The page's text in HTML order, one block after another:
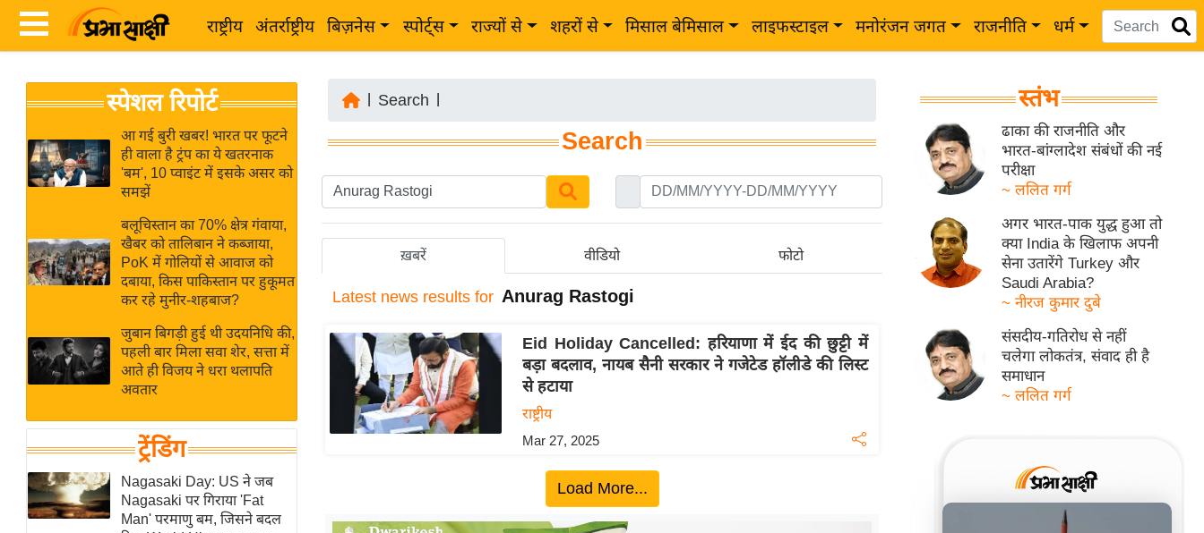
राष्ट्रीय अंतर्राष्ट्रीय बिज़नेस स्पोर्ट्स राज्यों से शहरों से मिसाल बेमिसाल लाइफस्टाइल मनोरंजन जगत राजनीति धर्म
News
Hindi
Live
News in
Hindi
News
Hindi
Videos
ख
ब
र
अंतर्राष्ट्रीय
बिज़नेस
विशेषज्ञ
राय
खेल
क्रिकेट
IPL
2026
स्पेशल रिपोर्ट
आ गई बुरी खबर! भारत पर फूटने
ही वाला है ट्रंप का ये खतरनाक
'बम', 10 प्वाइंट में इसके असर को
समझें
बलूचिस्तान का 70% क्षेत्र गंवाया,
खैबर को तालिबान ने कब्जाया,
PoK में गोलियों से आवाज को
दबाया, किस पाकिस्तान पर हुकूमत
कर रहे मुनीर-शहबाज?
जुबान बिगड़ी हुई थी उदयनिधि की,
पहली बार मिला सवा शेर, सत्ता में
आते ही विजय ने धरा थलापति
अवतार
ट्रेंडिंग
Nagasaki Day: US ने जब
Nagasaki पर गिराया 'Fat
Man' परमाणु बम, जिसने बदल
Search
Search
ख़बरें वीडियो फोटो
Latest news results for Anurag Rastogi
Eid Holiday Cancelled: हरियाणा में ईद की छुट्टी में
बड़ा बदलाव, नायब सैनी सरकार ने गजेटेड हॉलीडे की लिस्ट
से हटाया
राष्ट्रीय
Mar 27, 2025
Load More...
स्तंभ
ढाका की राजनीति और
भारत-बांग्लादेश संबंधों की नई
परीक्षा
~ ललित गर्ग
अगर भारत-पाक युद्ध हुआ तो
क्या India के खिलाफ अपनी
सेना उतारेंगे Turkey और
Saudi Arabia?
~ नीरज कुमार दुबे
संसदीय-गतिरोध से नहीं
चलेगा लोकतंत्र, संवाद ही है
समाधान
~ ललित गर्ग